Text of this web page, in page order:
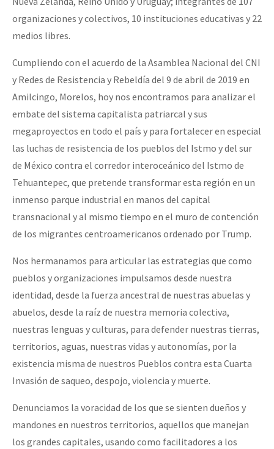
organizaciones y colectivos, 10 instituciones educativas y 22
medios libres.
Cumpliendo con el acuerdo de la Asamblea Nacional del CNI
y Redes de Resistencia y Rebeldía del 9 de abril de 2019 en
Amilcingo, Morelos, hoy nos encontramos para analizar el
embate del sistema capitalista patriarcal y sus
megaproyectos en todo el país y para fortalecer en especial
las luchas de resistencia de los pueblos del Istmo y del sur
de México contra el corredor interoceánico del Istmo de
Tehuantepec, que pretende transformar esta región en un
inmenso parque industrial en manos del capital
transnacional y al mismo tiempo en el muro de contención
de los migrantes centroamericanos ordenado por Trump.
Nos hermanamos para articular las estrategias que como
pueblos y organizaciones impulsamos desde nuestra
identidad, desde la fuerza ancestral de nuestras abuelas y
abuelos, desde la raíz de nuestra memoria colectiva,
nuestras lenguas y culturas, para defender nuestras tierras,
territorios, aguas, nuestras vidas y autonomías, por la
existencia misma de nuestros Pueblos contra esta Cuarta
Invasión de saqueo, despojo, violencia y muerte.
Denunciamos la voracidad de los que se sienten dueños y
mandones en nuestros territorios, aquellos que manejan
los grandes capitales, usando como facilitadores a los